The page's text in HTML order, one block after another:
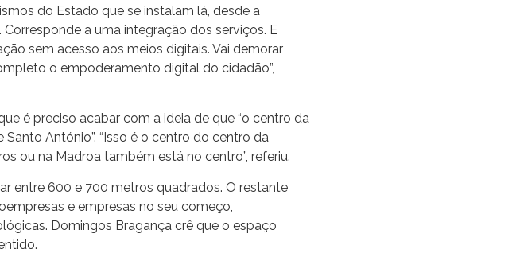
do Estado que se instalam lá, desde a
Corresponde a uma integração dos serviços. E
sem acesso aos meios digitais. Vai demorar
o empoderamento digital do cidadão”,
é preciso acabar com a ideia de que “o centro da
Santo António”. “Isso é o centro do centro da
ou na Madroa também está no centro”, referiu.
entre 600 e 700 metros quadrados. O restante
e empresas no seu começo,
Domingos Bragança crê que o espaço